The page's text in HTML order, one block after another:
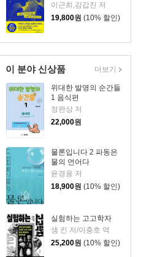
이근희,김갑진 저
19,800원 (10% 할인)
이 분야 신상품
위대한 발명의 순간들
1 음식편
정완상 저
22,000원
물론입니다 2 파동은
물의 언어다
윤경용 저
18,900원 (10% 할인)
실험하는 고고학자
샘 킨 저/이충호 역
25,200원 (10% 할인)
더보기